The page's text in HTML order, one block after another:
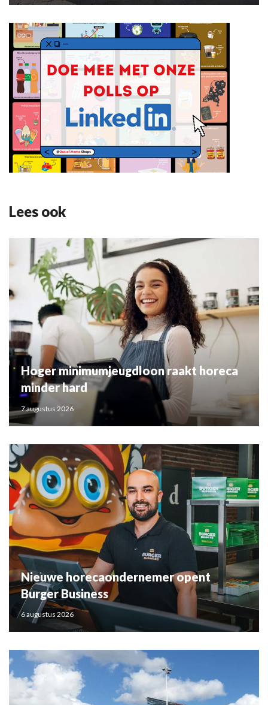
Lees ook
Hoger minimumjeugdloon raakt horeca
minder hard
7 augustus 2026
Nieuwe horecaondernemer opent
Burger Business
6 augustus 2026